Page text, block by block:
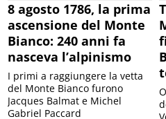
8 agosto 1786, la prima
ascensione del Monte
Bianco: 240 anni fa
nasceva l’alpinismo
I primi a raggiungere la vetta
del Monte Bianco furono
Jacques Balmat e Michel
Gabriel Paccard